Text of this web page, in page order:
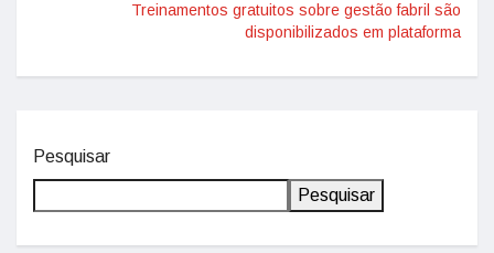
Treinamentos gratuitos sobre gestão fabril são
disponibilizados em plataforma
Pesquisar
Pesquisar